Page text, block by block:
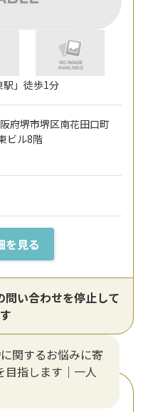
駅」徒歩1分
府堺市堺区南花田口町
ビル8階
を見る
い合わせを停止して
関するお悩みに寄
目指します｜一人